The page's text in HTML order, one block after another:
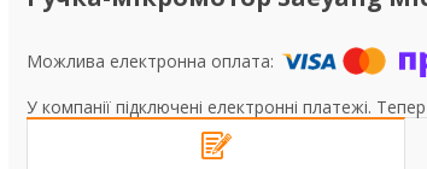
У компанії підключені електронні платежі.